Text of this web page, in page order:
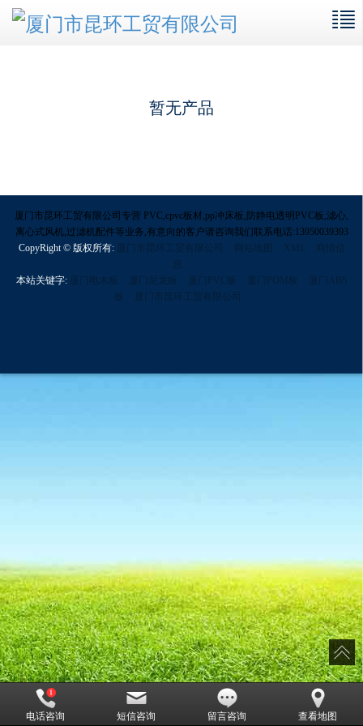
暂无产品
厦门市昆环工贸有限公司专营 PVC,cpvc板材,pp冲床板,防静电透明PVC板,滤心,
离心式风机,过滤机配件等业务,有意向的客户请咨询我们联系电话:13950039393
CopyRight © 版权所有: 厦门市昆环工贸有限公司 网站地图 XML
商情信
息
本站关键字: 厦门电木板 厦门尼龙板 厦门PVC板 厦门POM板
厦门ABS
板
厦门市昆环工贸有限公司
电话咨询 短信咨询 留言咨询 查看地图